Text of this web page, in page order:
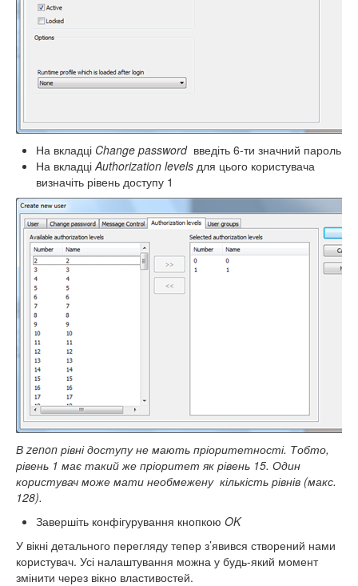
На вкладці Change password введіть 6-ти значний пароль
На вкладціAuthorization levels для цього користувача
визначіть рівень доступу 1
Вzenon рівні доступу не мають пріоритетності. Тобто,
рівень 1 має такий же пріоритет як рівень 15. Один
користувач може мати необмежену кількість рівнів (макс.
128).
Завершіть конфігурування кнопкою OK
У вікні детального перегляду тепер з’явився створений нами
користувач. Усі налаштування можна у будь-який момент
змінити через вікно властивостей.